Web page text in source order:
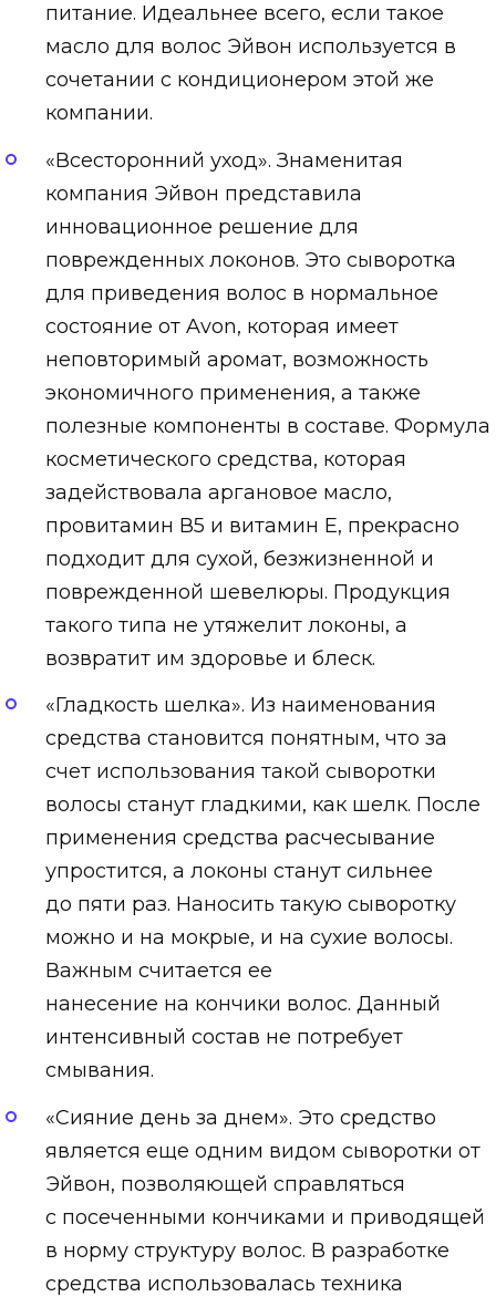
питание. Идеальнее всего, если такое
масло для волос Эйвон используется в
сочетании с кондиционером этой же
компании.
«Всесторонний уход». Знаменитая
компания Эйвон представила
инновационное решение для
поврежденных локонов. Это сыворотка
для приведения волос в нормальное
состояние от Avon, которая имеет
неповторимый аромат, возможность
экономичного применения, а также
полезные компоненты в составе. Формула
косметического средства, которая
задействовала аргановое масло,
провитамин В5 и витамин Е, прекрасно
подходит для сухой, безжизненной и
поврежденной шевелюры. Продукция
такого типа не утяжелит локоны, а
возвратит им здоровье и блеск.
«Гладкость шелка». Из наименования
средства становится понятным, что за
счет использования такой сыворотки
волосы станут гладкими, как шелк. После
применения средства расчесывание
упростится, а локоны станут сильнее
до пяти раз. Наносить такую сыворотку
можно и на мокрые, и на сухие волосы.
Важным считается ее
нанесение на кончики волос. Данный
интенсивный состав не потребует
смывания.
«Сияние день за днем». Это средство
является еще одним видом сыворотки от
Эйвон, позволяющей справляться
с посеченными кончиками и приводящей
в норму структуру волос. В разработке
средства использовалась техника